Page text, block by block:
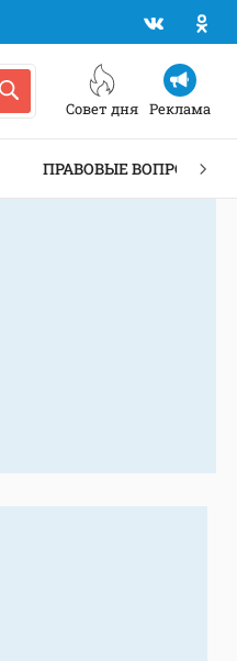
Совет дня Реклама
ПРАВОВЫЕ ВОПРОСЫ